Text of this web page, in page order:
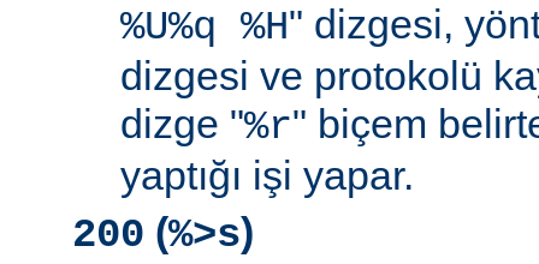
%U%q %H" dizgesi,
dizgesi ve protokolü
dizge "%r" biçem
yaptığı işi yapar.
200 (%>s)